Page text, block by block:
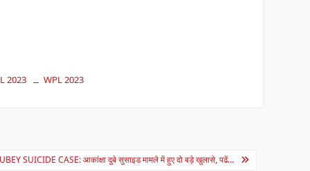
2023 WPL 2023
SUICIDE CASE: आकांक्षा दुबे सुसाइड मामले में हुए दो बड़े खुलासे, पढें…